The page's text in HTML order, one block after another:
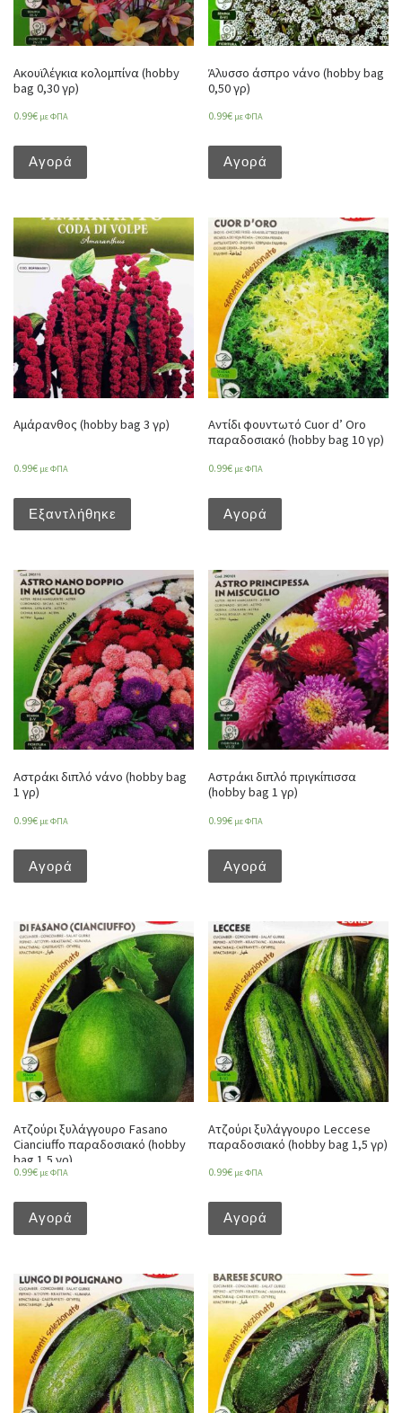
Ακουϊλέγκια κολομπίνα (hobby
bag 0,30 γρ)
0.99€ με ΦΠΑ
Αγορά
Άλυσσο άσπρο νάνο (hobby bag
0,50 γρ)
0.99€ με ΦΠΑ
Αγορά
Αμάρανθος (hobby bag 3 γρ)
0.99€ με ΦΠΑ
Εξαντλήθηκε
Αντίδι φουντωτό Cuor d’ Oro
παραδοσιακό (hobby bag 10 γρ)
0.99€ με ΦΠΑ
Αγορά
Αστράκι διπλό νάνο (hobby bag
1 γρ)
0.99€ με ΦΠΑ
Αγορά
Αστράκι διπλό πριγκίπισσα
(hobby bag 1 γρ)
0.99€ με ΦΠΑ
Αγορά
Ατζούρι ξυλάγγουρο Fasano
Cianciuffo παραδοσιακό (hobby
bag 1,5 γρ)
0.99€ με ΦΠΑ
Αγορά
Ατζούρι ξυλάγγουρο Leccese
παραδοσιακό (hobby bag 1,5 γρ)
0.99€ με ΦΠΑ
Αγορά